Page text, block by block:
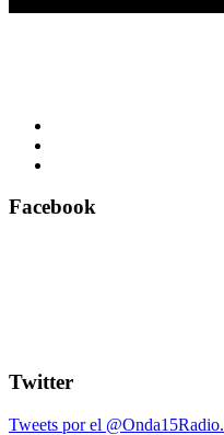
Facebook
Twitter
Tweets por el @Onda15Radio.